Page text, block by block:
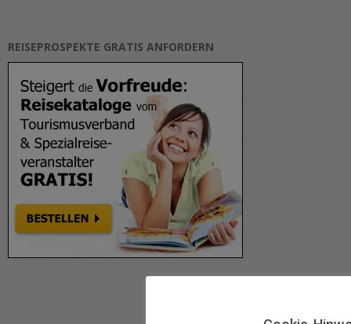
REISEPROSPEKTE GRATIS ANFORDERN